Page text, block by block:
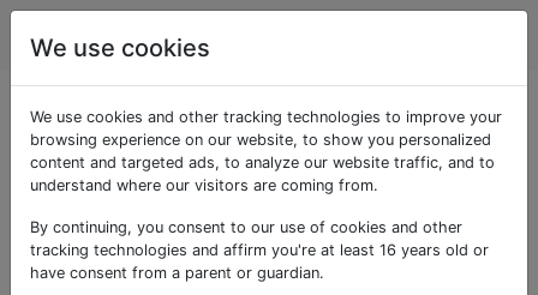
Astronomie
Questions marquées
«naked-eye»
2
Les dinosaures auraient-ils pu voir
l'astéroïde qui les a tués?
We use cookies
We use cookies and other tracking technologies to improve your
browsing experience on our website, to show you personalized
content and targeted ads, to analyze our website traffic, and to
understand where our visitors are coming from.
By continuing, you consent to our use of cookies and other
tracking technologies and affirm you're at least 16 years old or
have consent from a parent or guardian.